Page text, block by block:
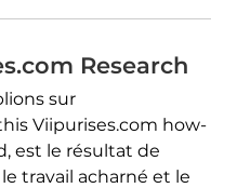
Research
sur
Viipurises.com how-
, est le résultat de
travail acharné et le